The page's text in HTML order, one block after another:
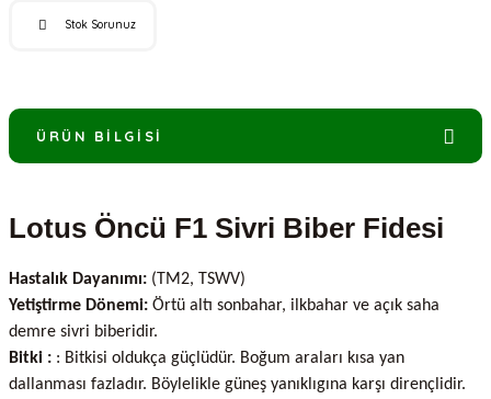
Stok Sorunuz
ÜRÜN BILGISI
Lotus Öncü F1 Sivri Biber Fidesi
Hastalık Dayanımı: (TM2, TSWV)
Yetiştirme Dönemi: Örtü altı sonbahar, ilkbahar ve açık saha
demre sivri biberidir.
Bitki : : Bitkisi oldukça güçlüdür. Boğum araları kısa yan
dallanması fazladır. Böylelikle güneş yanıklıgına karşı dirençlidir.